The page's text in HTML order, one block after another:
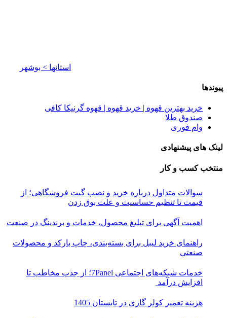
استانها > بوشهر
پیوندها
خرید بهترین قهوه | خرید قهوه | قهوه گرنیکا کافی
صندوق طلا
وام فوری
لینک های پیشنهادی
منتخب کسب و کار
سوالات متداول درباره خرید و نصب گیت فروشگاهی؛ از
قیمت تا تنظیم حساسیت و علت بوق زدن
اهمیت آگهی برای تبلیغ محصول، خدمات و برندینگ در صنعت
راهنمای خرید لیبل برای بسته‌بندی، چاپ بارکد و محصولات
صنعتی
خدمات شبکه‌های اجتماعی 7Panel؛ از جذب مخاطب تا
افزایش درآمد
هزینه تعمیر کولر گازی در تابستان 1405